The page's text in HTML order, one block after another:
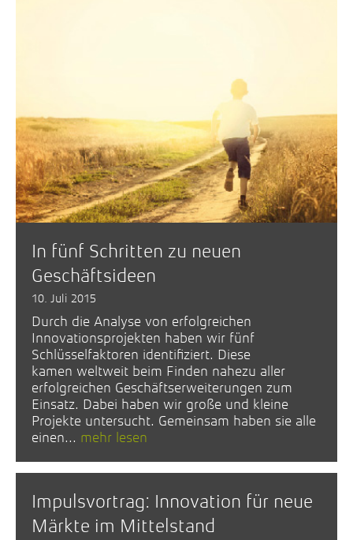
In fünf Schritten zu neuen
Geschäftsideen
10. Juli 2015
Durch die Analyse von erfolgreichen
Innovationsprojekten haben wir fünf
Schlüsselfaktoren identifiziert. Diese
kamen weltweit beim Finden nahezu aller
erfolgreichen Geschäftserweiterungen zum
Einsatz. Dabei haben wir große und kleine
Projekte untersucht. Gemeinsam haben sie alle
einen... mehr lesen
Impulsvortrag: Innovation für neue
Märkte im Mittelstand